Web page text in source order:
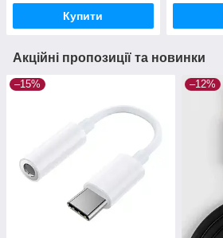
Купити
Акційні пропозиції та новинки
–15% –12%